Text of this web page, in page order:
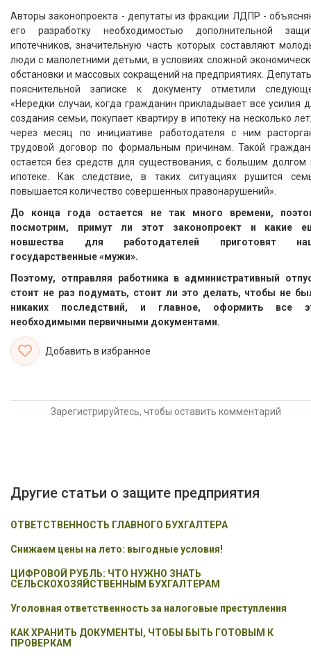
Авторы законопроекта - депутаты из фракции ЛДПР -
его разработку необходимостью дополнительной
ипотечников, значительную часть которых составляют
люди с малолетними детьми, в условиях сложной
обстановки и массовых сокращений на предприятиях.
пояснительной записке к документу отметили
«Нередки случаи, когда гражданин прикладывает все усилия
создания семьи, покупает квартиру в ипотеку на несколько
через месяц по инициативе работодателя с ним
трудовой договор по формальным причинам. Такой
остается без средств для существования, с большим долгом
ипотеке. Как следствие, в таких ситуациях рушится
повышается количество совершенных правонарушений».
До конца года остается не так много времени,
посмотрим, примут ли этот законопроект и какие
новшества для работодателей приготовят
государственные «мужи».
Поэтому, отправляя работника в административный
стоит не раз подумать, стоит ли это делать, чтобы не
никаких последствий, и главное, оформить все
необходимыми первичными документами.
Добавить в избранное
Зарегистрируйтесь, чтобы оставить комментарий
Другие статьи о защите предприятия
ОТВЕТСТВЕННОСТЬ ГЛАВНОГО БУХГАЛТЕРА
Снижаем цены на лето: выгодные условия!
ЦИФРОВОЙ РУБЛЬ: ЧТО НУЖНО ЗНАТЬ
СЕЛЬСКОХОЗЯЙСТВЕННЫМ БУХГАЛТЕРАМ
Уголовная ответственность за налоговые преступления
КАК ХРАНИТЬ ДОКУМЕНТЫ, ЧТОБЫ БЫТЬ ГОТОВЫМ К
ПРОВЕРКАМ